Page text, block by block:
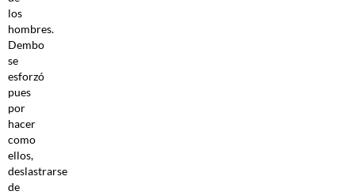
los
hombres.
Dembo
se
esforzó
pues
por
hacer
como
ellos,
deslastrarse
de